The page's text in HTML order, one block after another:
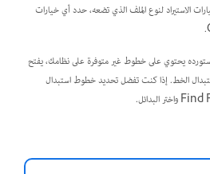
الاستيراد لنوع الملف الذي تضعه، حدد أي خيارات
يحتوي على خطوط غير متوفرة على نظامك، يفتح
الخط. إذا كنت تفضل تحديد خطوط استبدال